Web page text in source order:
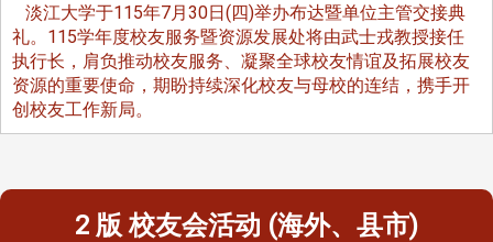
淡江大学于115年7月30日(四)举办布达暨单位主管交接典
礼。115学年度校友服务暨资源发展处将由武士戎教授接任
执行长，肩负推动校友服务、凝聚全球校友情谊及拓展校友
资源的重要使命，期盼持续深化校友与母校的连结，携手开
创校友工作新局。
2 版 校友会活动 (海外、县市)